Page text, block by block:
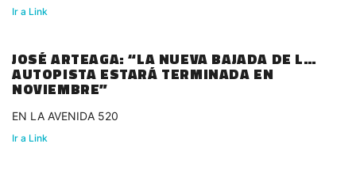
Ir a Link
JOSÉ ARTEAGA: “LA NUEVA BAJADA DE LA
AUTOPISTA ESTARÁ TERMINADA EN
NOVIEMBRE”
EN LA AVENIDA 520
Ir a Link